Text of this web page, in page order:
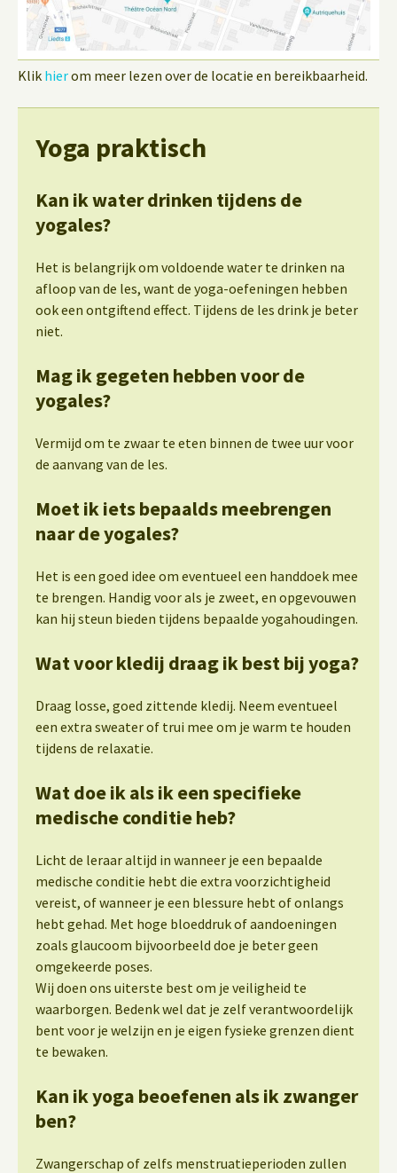
Klik hierom meer lezen over de locatie en bereikbaarheid.
Yoga praktisch
Kan ik water drinken tijdens de
yogales?
Het is belangrijk om voldoende water te drinken na
afloop van de les, want de yoga-oefeningen hebben
ook een ontgiftend effect. Tijdens de les drink je beter
niet.
Mag ik gegeten hebben voor de
yogales?
Vermijd om te zwaar te eten binnen de twee uur voor
de aanvang van de les.
Moet ik iets bepaalds meebrengen
naar de yogales?
Het is een goed idee om eventueel een handdoek mee
te brengen. Handig voor als je zweet, en opgevouwen
kan hij steun bieden tijdens bepaalde yogahoudingen.
Wat voor kledij draag ik best bij yoga?
Draag losse, goed zittende kledij. Neem eventueel
een extra sweater of trui mee om je warm te houden
tijdens de relaxatie.
Wat doe ik als ik een specifieke
medische conditie heb?
Licht de leraar altijd in wanneer je een bepaalde
medische conditie hebt die extra voorzichtigheid
vereist, of wanneer je een blessure hebt of onlangs
hebt gehad. Met hoge bloeddruk of aandoeningen
zoals glaucoom bijvoorbeeld doe je beter geen
omgekeerde poses.
Wij doen ons uiterste best om je veiligheid te
waarborgen. Bedenk wel dat je zelf verantwoordelijk
bent voor je welzijn en je eigen fysieke grenzen dient
te bewaken.
Kan ik yoga beoefenen als ik zwanger
ben?
Zwangerschap of zelfs menstruatieperioden zullen